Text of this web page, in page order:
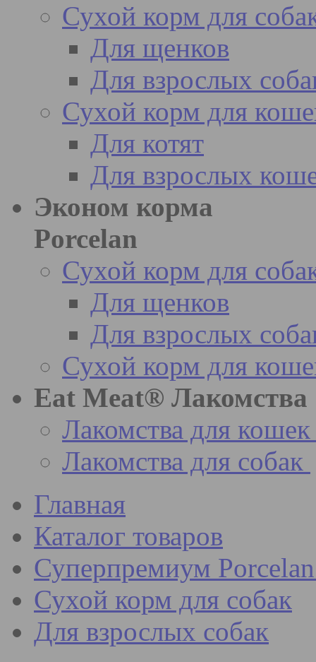
Сухой корм для
Для щенков
Для взрослых
Сухой корм для
Для котят
Для взрослых
Эконом корма
Porcelan
Сухой корм для
Для щенков
Для взрослых
Сухой корм для
Eat Meat® Лакомства
Лакомства для кошек
Лакомства для собак
Главная
Каталог товаров
Суперпремиум
Сухой корм для собак
Для взрослых собак